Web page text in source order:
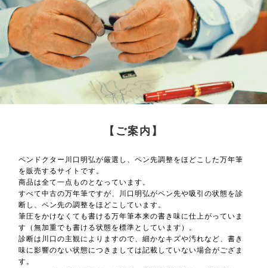
【ご案内】
ペンドクター川口明弘が厳選し、ペン先調整をほどこした万年筆
を販売するサイトです。
商品は全て一点ものとなっています。
すべて中古の万年筆ですが、川口明弘がペン先や吸引の状態を診
断し、ペン先の調整をほどこしています。
筆圧をかけなくても書ける万年筆本来の書き味に仕上がっていま
す（無加重でも書ける状態を標準としています）。
診断は川口の主観によりますので、細かなキズや汚れなど、書き
味に影響のない状態につきましては記載していない場合がござま
す。